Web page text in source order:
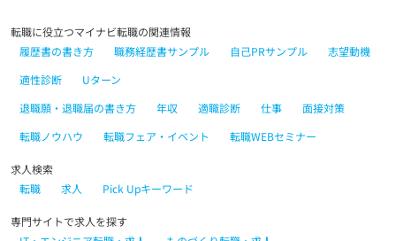
転職に役立つマイナビ転職の関連情報
履歴書の書き方
職務経歴書サンプル 自己PRサンプル
志望動機
適性診断
Uターン
退職願・退職届の書き方
年収 適職診断 仕事
面接対策
転職ノウハウ
転職フェア・イベント 転職WEBセミナー
求人検索
転職
求人 Pick Upキーワード
専門サイトで求人を探す